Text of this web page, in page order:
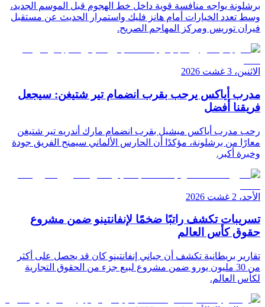
برشلونة يواجه منافسة قوية داخل خط الهجوم قبل الموسم الجديد،
وسط تعدد الخيارات أمام هانز فليك واستمرار الحديث عن مستقبل
فيران توريس ومركز المهاجم الصريح.
الاثنين، 3 غشت 2026
مدرب أياكس يرحب بقرب انضمام تير شتيغن: سيجعل
فريقنا أفضل
رحب مدرب أياكس ميشيل بقرب انضمام مارك أندريه تير شتيغن
معارًا من برشلونة، مؤكدًا أن الحارس الألماني سيمنح الفريق جودة
وخبرة أكبر.
الأحد، 2 غشت 2026
تسريبات تكشف راتبًا ضخمًا لإنفانتينو ضمن مشروع
حقوق كأس العالم
تقارير بريطانية تكشف أن جياني إنفانتينو كان قد يحصل على أكثر
من 30 مليون يورو ضمن مشروع لبيع جزء من الحقوق التجارية
لكأس العالم.